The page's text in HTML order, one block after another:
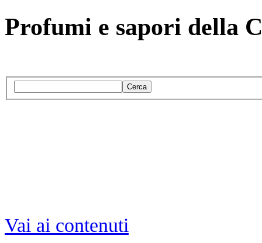
Profumi e sapori della
Cerca
Vai ai contenuti